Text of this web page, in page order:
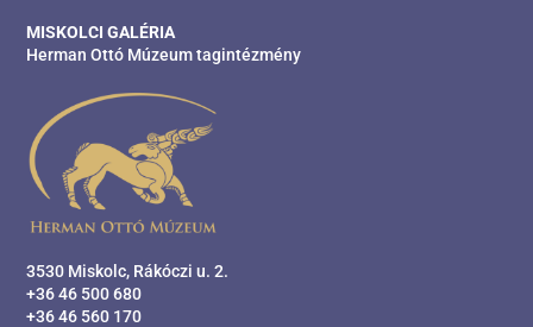
MISKOLCI GALÉRIA
Herman Ottó Múzeum tagintézmény
3530 Miskolc, Rákóczi u. 2.
+36 46 500 680
+36 46 560 170